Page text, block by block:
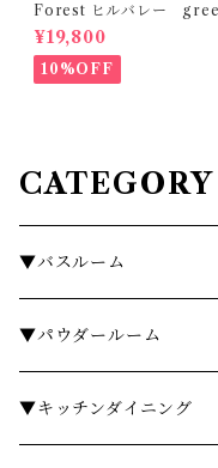
Forest ヒルバレー
enses
¥19,800
10%OFF
CATEGORY
▼バスルーム
タオル
バスローブ
▼パウダールーム
石鹸・ハンドウォッシュ
▼キッチンダイニング